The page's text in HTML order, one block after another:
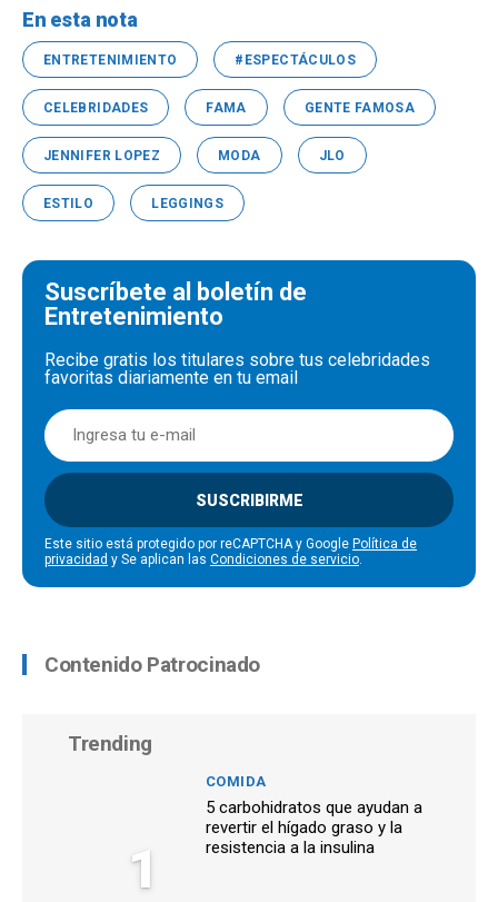
En esta nota
ENTRETENIMIENTO #ESPECTÁCULOS
CELEBRIDADES FAMA GENTE FAMOSA
JENNIFER LOPEZ MODA JLO
ESTILO LEGGINGS
Suscríbete al boletín de
Entretenimiento
Recibe gratis los titulares sobre tus celebridades
favoritas diariamente en tu email
SUSCRIBIRME
Este sitio está protegido por reCAPTCHA y Google Política de
privacidad y Se aplican las Condiciones de servicio
Contenido Patrocinado
Trending
1
COMIDA
5 carbohidratos que ayudan a
revertir el hígado graso y la
resistencia a la insulina